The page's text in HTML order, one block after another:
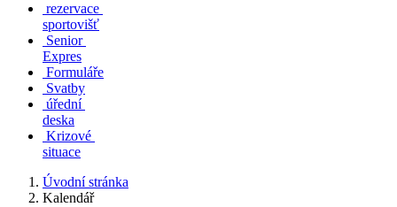
rezervace
sportovišť
Senior
Expres
Formuláře
Svatby
úřední
deska
Krizové
situace
Úvodní stránka
Kalendář